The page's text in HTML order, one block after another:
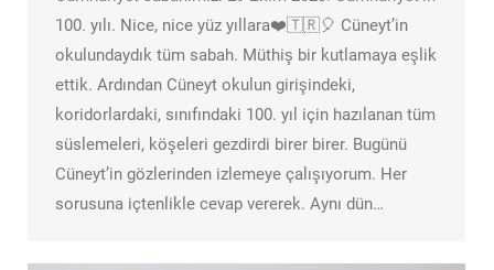
100. yılı. Nice, nice yüz yıllara❤️🇹🇷🎈 Cüneyt’in
okulundaydık tüm sabah. Müthiş bir kutlamaya eşlik
ettik. Ardından Cüneyt okulun girişindeki,
koridorlardaki, sınıfındaki 100. yıl için hazılanan tüm
süslemeleri, köşeleri gezdirdi birer birer. Bugünü
Cüneyt’in gözlerinden izlemeye çalışıyorum. Her
sorusuna içtenlikle cevap vererek. Aynı dün…